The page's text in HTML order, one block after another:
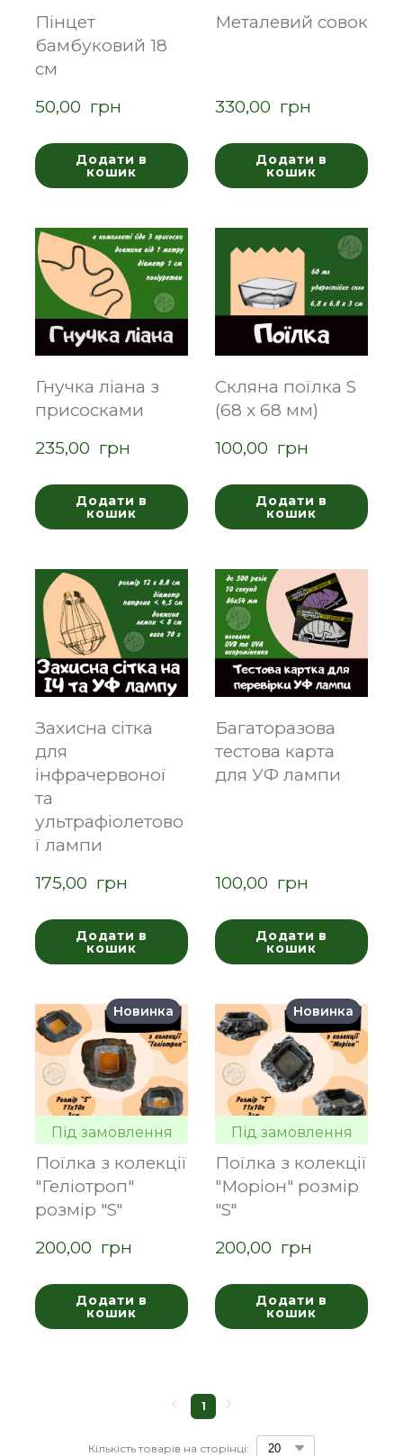
Пінцет
бамбуковий 18
см
50,00  грн
Додати в
кошик
Металевий совок
330,00  грн
Додати в
кошик
Гнучка ліана з
присосками
235,00  грн
Додати в
кошик
Скляна поїлка S
(68 x 68 мм)
100,00  грн
Додати в
кошик
Захисна сітка
для
інфрачервоної
та
ультрафіолетово
ї лампи
175,00  грн
Додати в
кошик
Багаторазова
тестова карта
для УФ лампи
100,00  грн
Додати в
кошик
Новинка
Під замовлення
Поїлка з колекції
"Геліотроп"
розмір "S"
200,00  грн
Додати в
кошик
Новинка
Під замовлення
Поїлка з колекції
"Моріон" розмір
"S"
200,00  грн
Додати в
кошик
Кількість товарів на сторінці:
1